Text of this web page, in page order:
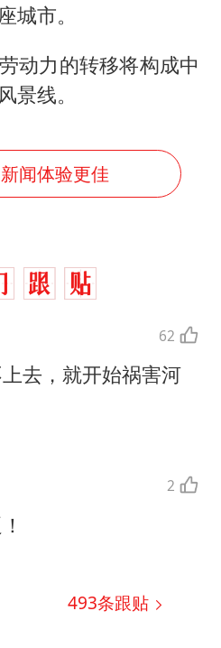
城市。
动力的转移将构成中
景线。
闻体验更佳
62
去，就开始祸害河
2
493条跟贴